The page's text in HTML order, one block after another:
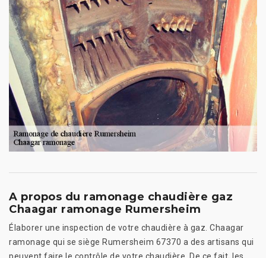
A propos du ramonage chaudière gaz
Chaagar ramonage Rumersheim
Élaborer une inspection de votre chaudière à gaz. Chaagar
ramonage qui se siège Rumersheim 67370 a des artisans qui
peuvent faire le contrôle de votre chaudière. De ce fait, les